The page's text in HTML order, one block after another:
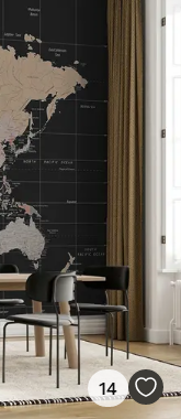
14